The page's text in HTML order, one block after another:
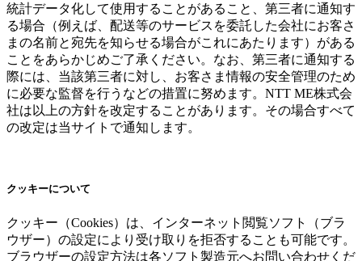
統計データ化して使用することがあること、第三者に通知す
る場合（例えば、配送等のサービスを委託した会社にお客さ
まの名前と宛先を知らせる場合がこれにあたります）がある
ことをあらかじめご了承ください。なお、第三者に通知する
際には、当該第三者に対し、お客さま情報の安全管理のため
に必要な監督を行うなどの措置に努めます。NTT ME株式会
社は以上の方針を改定することがあります。その場合すべて
の改定は当サイトで通知します。
クッキーについて
クッキー（Cookies）は、インターネット閲覧ソフト（ブラ
ウザー）の設定により受け取りを拒否することも可能です。
ブラウザーの設定方法は各ソフト製造元へお問い合わせくだ